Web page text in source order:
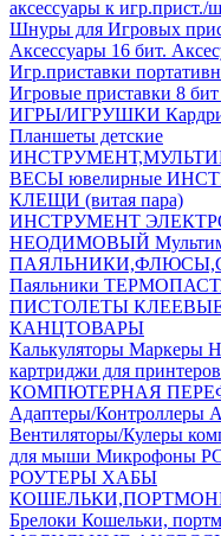
аксесcуары к игр.прист./
Шнуры для Игровых
Аксессуары 16 бит.
Игр.приставки
Игровые приставки 8
ИГРЫ/ИГРУШКИ
Планшеты детские
ВЕСЫ ювелирные
КЛЕЩИ (витая пара)
ИНСТРУМЕНТ
НЕОДИМОВЫЙ
Паяльники
ПИСТОЛЕТЫ
КАНЦТОВАРЫ
Калькуляторы Маркеры
картриджи для принтеров
КОМПЮТЕРНАЯ
Адаптеры/Контроллеры
Вентиляторы/Кулеры
для мыши Микрофоны
РОУТЕРЫ ХАБЫ
Брелоки Кошельки,